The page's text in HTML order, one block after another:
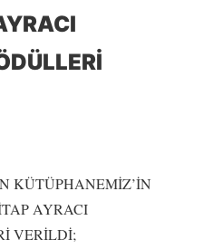
KÜTÜPHANEMİZ’İN
AYRACI
VERİLDİ;